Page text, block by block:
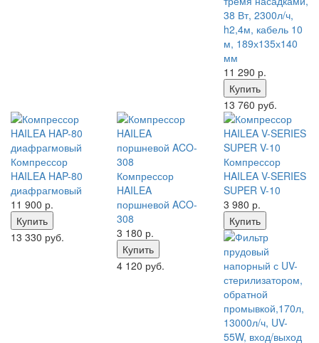
38 Вт, 2300л/ч,
h2,4м, кабель 10
м, 189х135х140
мм
11 290 р.
Купить
13 760 руб.
Компрессор
HAILEA HAP-80
диафрагмовый
11 900 р.
Купить
13 330 руб.
Компрессор
HAILEA
поршневой ACO-
308
3 180 р.
Купить
4 120 руб.
Компрессор
HAILEA V-SERIES
SUPER V-10
3 980 р.
Купить